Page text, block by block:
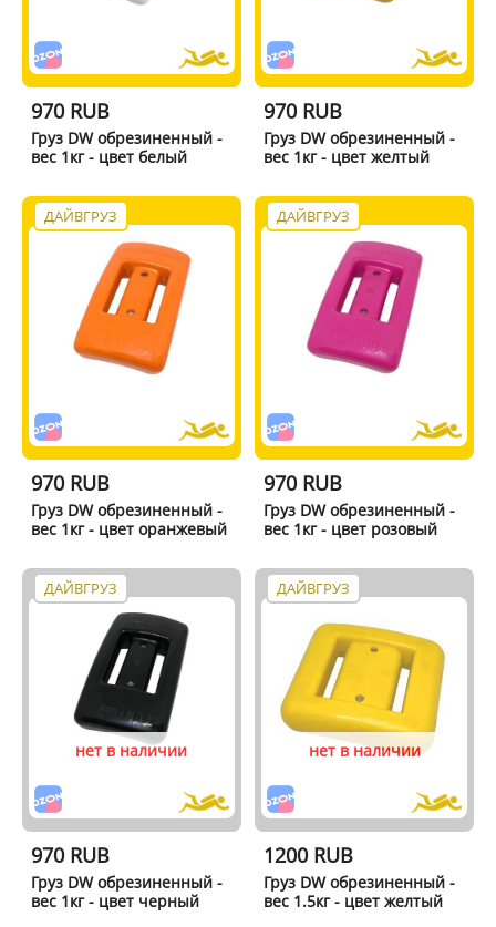
970 RUB
Груз DW обрезиненный -
вес 1кг - цвет белый
970 RUB
Груз DW обрезиненный -
вес 1кг - цвет желтый
ДАЙВГРУЗ
970 RUB
Груз DW обрезиненный -
вес 1кг - цвет оранжевый
ДАЙВГРУЗ
970 RUB
Груз DW обрезиненный -
вес 1кг - цвет розовый
ДАЙВГРУЗ
нет в наличии
970 RUB
Груз DW обрезиненный -
вес 1кг - цвет черный
ДАЙВГРУЗ
нет в наличии
1200 RUB
Груз DW обрезиненный -
вес 1.5кг - цвет желтый